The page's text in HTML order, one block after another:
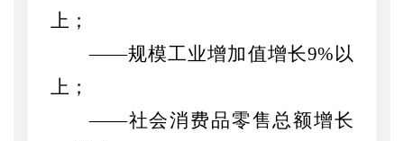
上；
——规模工业增加值增长9% 以
上 ；
——社会消费品零售总额增长